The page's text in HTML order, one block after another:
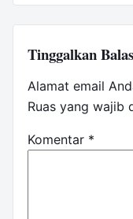
Tinggalkan
Alamat email
Ruas yang wajib
Komentar *